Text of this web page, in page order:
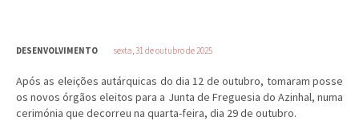
DESENVOLVIMENTO sexta, 31 de outubro de 2025
Após as eleições autárquicas do dia 12 de outubro, tomaram posse
os novos órgãos eleitos para a Junta de Freguesia do Azinhal, numa
cerimónia que decorreu na quarta-feira, dia 29 de outubro.